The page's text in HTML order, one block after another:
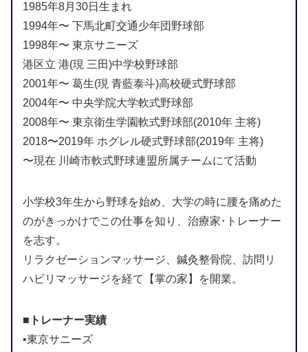
1985年8月30日生まれ
1994年〜 下馬北町交通少年団野球部
1998年〜 東京サニーズ
港区立 港(現 三田)中学校野球部
2001年〜 葛生(現 青藍泰斗)高校硬式野球部
2004年〜 中央学院大学軟式野球部
2008年〜 東京衛生学園軟式野球部(2010年 主将)
2018〜2019年 ホグレル硬式野球部(2019年 主将)
〜現在 川崎市軟式野球連盟所属チームにて活動
小学校3年生から野球を始め、大学の時に腰を痛めた
のがきっかけでこの仕事を知り、治療家･トレーナー
を志す。
リラクゼーションマッサージ、鍼灸整骨院、訪問リ
ハビリマッサージを経て【掌の家】を開業。
■トレーナー実績
•東京サニーズ